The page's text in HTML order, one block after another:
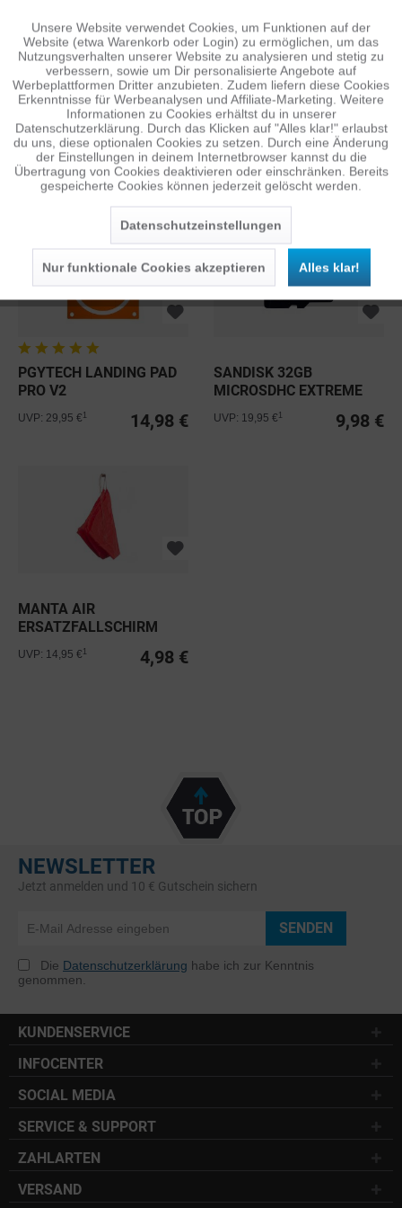
SANDISK 64GB
MICROSDXC EXTREME
PRO C10 V30 A2...
20,00 €
UVP: 24,95 €1
DFS-G-
LANDEGESTELLSYSTEM
ab 19,98 €
UVP: 49,95 € 1
PGYTECH LANDING PAD
PRO V2
14,98 €
UVP: 29,95 €
SANDISK 32GB
MICROSDHC EXTREME
PRO C10 V30 A1...
9,98 €
UVP: 19,95 €
MANTA AIR
ERSATZFALLSCHIRM
FÜR MANTI 2L
4,98 €
UVP: 14,95 €
NEWSLETTER
Jetzt anmelden und 10 € Gutschein sichern
SENDEN
Die Datenschutzerklärung habe ich zur Kenntnis
genommen.
KUNDENSERVICE
INFOCENTER
SOCIAL MEDIA
SERVICE & SUPPORT
ZAHLARTEN
VERSAND
Funktionale Aktiv
Tracking Inaktiv
Personalisierung Inaktiv
Service Inaktiv
Unsere Website verwendet Cookies, um Funktionen auf der
Website (etwa Warenkorb oder Login) zu ermöglichen, um das
Nutzungsverhalten unserer Website zu analysieren und stetig zu
verbessern, sowie um Dir personalisierte Angebote auf
Werbeplattformen Dritter anzubieten. Zudem liefern diese Cookies
Erkenntnisse für Werbeanalysen und Affiliate-Marketing. Weitere
Informationen zu Cookies erhältst du in unserer
Datenschutzerklärung. Durch das Klicken auf "Alles klar!" erlaubst
du uns, diese optionalen Cookies zu setzen. Durch eine Änderung
der Einstellungen in deinem Internetbrowser kannst du die
Übertragung von Cookies deaktivieren oder einschränken. Bereits
gespeicherte Cookies können jederzeit gelöscht werden.
Datenschutzeinstellungen
Nur funktionale Cookies akzeptieren Alles klar!